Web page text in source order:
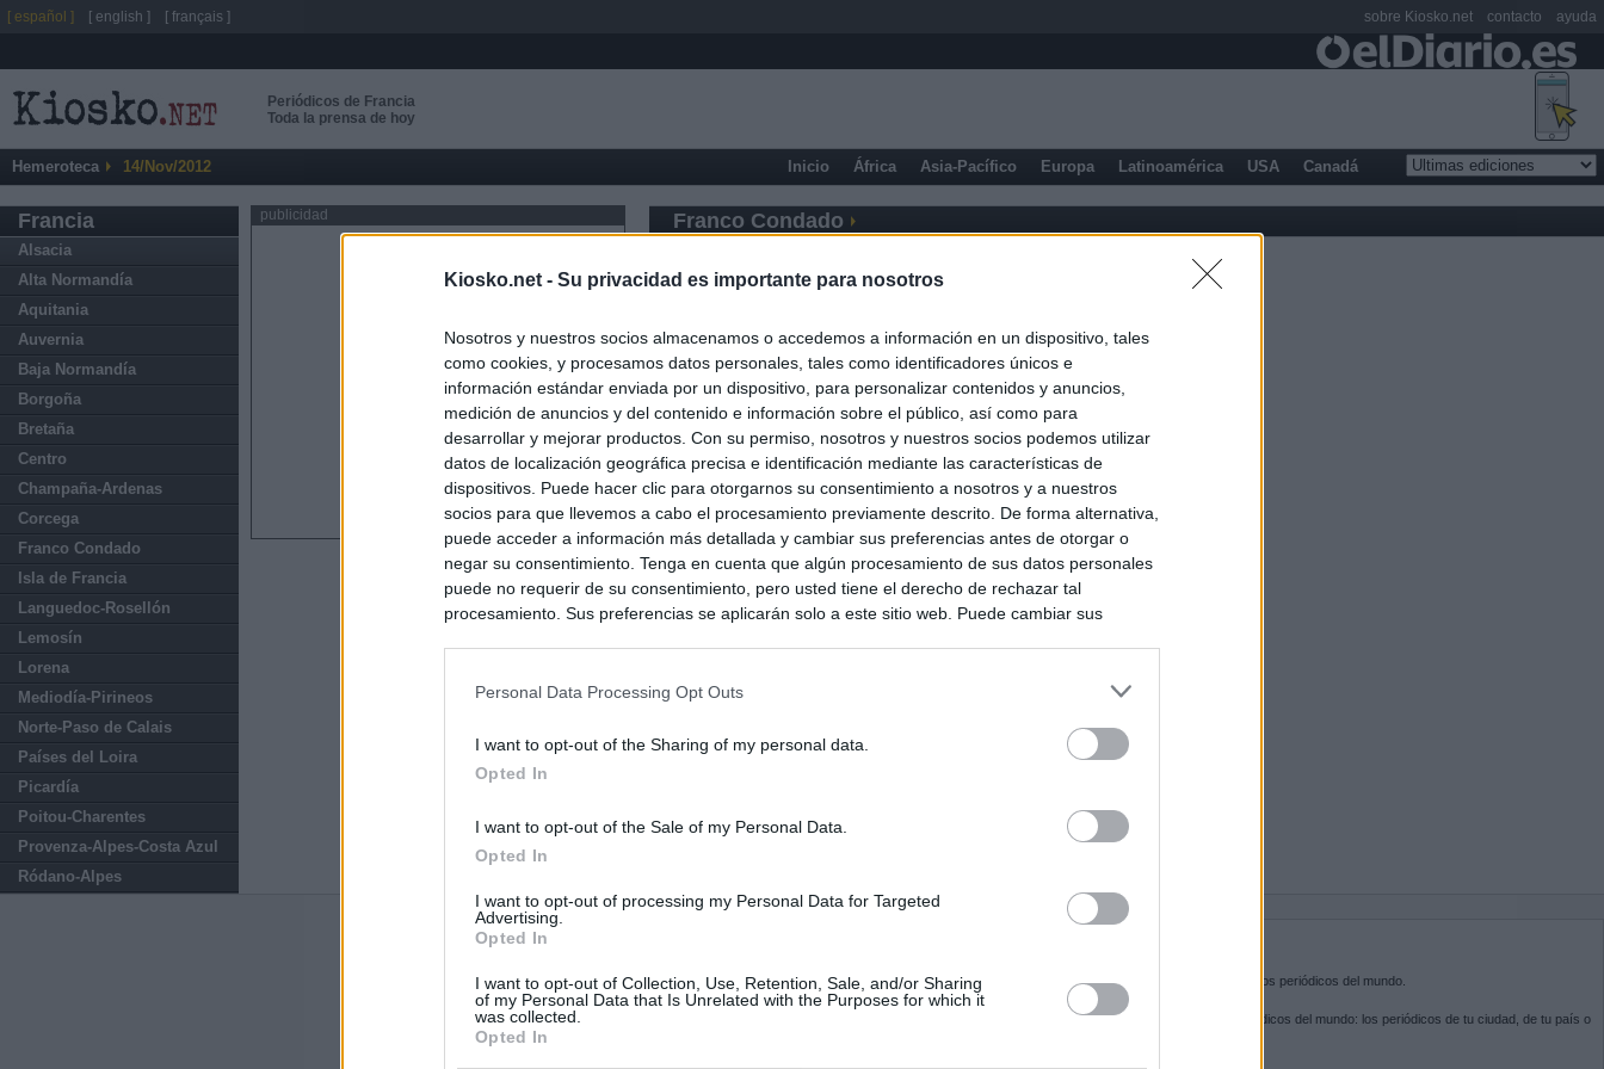
Kiosko.net - Su privacidad es importante para nosotros
Nosotros y nuestros socios almacenamos o accedemos a información en un dispositivo, tales
como cookies, y procesamos datos personales, tales como identificadores únicos e
información estándar enviada por un dispositivo, para personalizar contenidos y anuncios,
medición de anuncios y del contenido e información sobre el público, así como para
desarrollar y mejorar productos. Con su permiso, nosotros y nuestros socios podemos utilizar
datos de localización geográfica precisa e identificación mediante las características de
dispositivos. Puede hacer clic para otorgarnos su consentimiento a nosotros y a nuestros
socios para que llevemos a cabo el procesamiento previamente descrito. De forma alternativa,
puede acceder a información más detallada y cambiar sus preferencias antes de otorgar o
negar su consentimiento. Tenga en cuenta que algún procesamiento de sus datos personales
puede no requerir de su consentimiento, pero usted tiene el derecho de rechazar tal
procesamiento. Sus preferencias se aplicarán solo a este sitio web. Puede cambiar sus
Personal Data Processing Opt Outs
I want to opt-out of the Sharing of my personal data.
Opted In
I want to opt-out of the Sale of my Personal Data.
Opted In
I want to opt-out of processing my Personal Data for Targeted
Advertising.
Opted In
I want to opt-out of Collection, Use, Retention, Sale, and/or Sharing
of my Personal Data that Is Unrelated with the Purposes for which it
was collected.
Opted In
Periódicos de Francia
Toda la prensa de hoy
Hemeroteca 14/Nov/2012 Inicio África Asia-Pacífico Europa Latinoamérica USA Canadá
Francia
Alsacia
Alta Normandía
Aquitania
Auvernia
Baja Normandía
Borgoña
Bretaña
Centro
Champaña-Ardenas
Corcega
Franco Condado
Isla de Francia
Languedoc-Rosellón
Lemosín
Lorena
Mediodía-Pirineos
Norte-Paso de Calais
Países del Loira
Picardía
Poitou-Charentes
Provenza-Alpes-Costa Azul
Ródano-Alpes
publicidad Franco Condado
Últimas noticias
Sorpresa y dudas entre los viajeros procedentes de Italia por los nuevos
controles: "Nos lo esperábamos peor"
Kiosko.netes la puerta de entrada a los periódicos del mundo.
Navega por las portadas de los periódicos del mundo: los periódicos de tu ciudad, de tu país o
[ español ] [ english ] [ français ] sobre Kiosko.net contacto ayuda